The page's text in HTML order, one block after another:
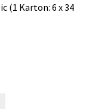
(1 Karton: 6 x 34